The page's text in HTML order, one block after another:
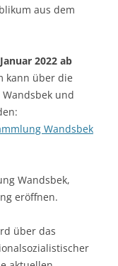
aus dem
2022 ab
kann über die
und
Wandsbek
Wandsbek,
eröffnen.
über das